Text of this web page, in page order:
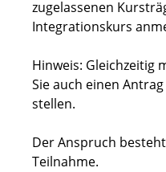
zugelassenen
Integrationskurs
Hinweis: Gleichzeitig
Sie auch einen
stellen.
Der Anspruch
Teilnahme.